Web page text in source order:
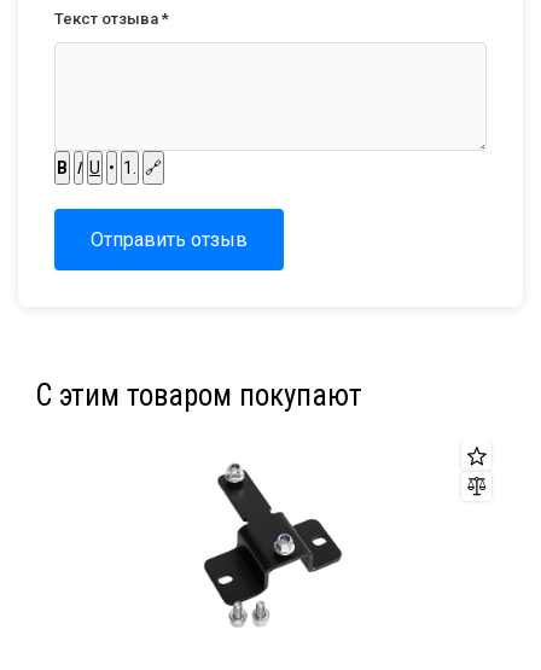
Текст отзыва *
B I U • 1. 🔗
Отправить отзыв
С этим товаром покупают